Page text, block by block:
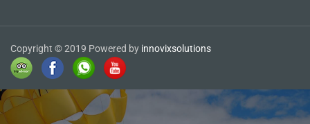
Copyright © 2019 Powered by innovixsolutions